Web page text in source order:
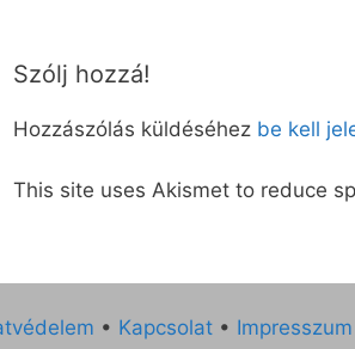
Szólj hozzá!
Hozzászólás küldéséhez be kell
This site uses Akismet to reduce
• Kapcsolat • Impresszum